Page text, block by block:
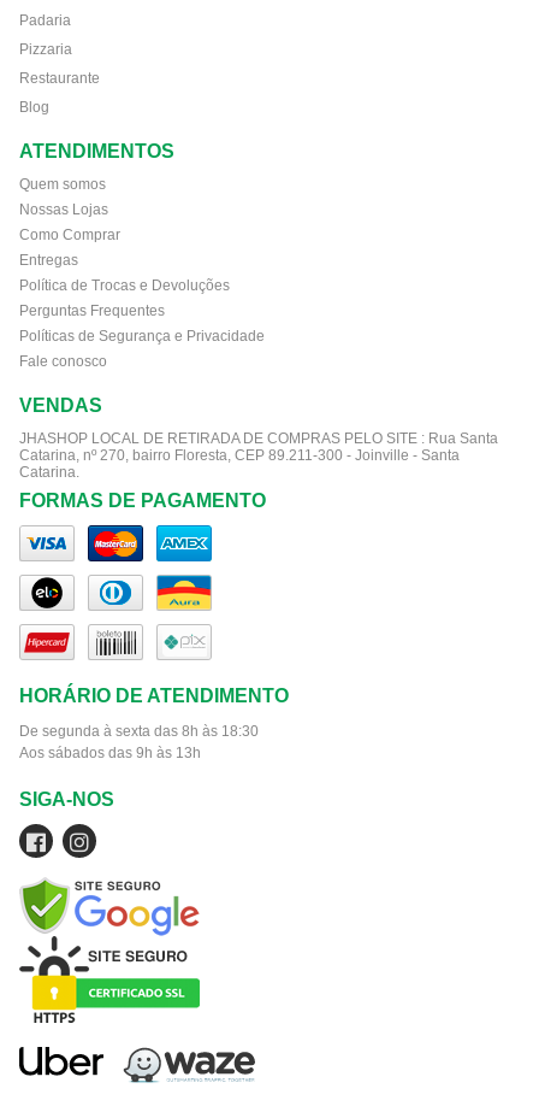
Padaria
Pizzaria
Restaurante
Blog
ATENDIMENTOS
Quem somos
Nossas Lojas
Como Comprar
Entregas
Política de Trocas e Devoluções
Perguntas Frequentes
Políticas de Segurança e Privacidade
Fale conosco
VENDAS
JHASHOP LOCAL DE RETIRADA DE COMPRAS PELO SITE : Rua Santa
Catarina, nº 270, bairro Floresta, CEP 89.211-300 - Joinville - Santa
Catarina.
FORMAS DE PAGAMENTO
HORÁRIO DE ATENDIMENTO
De segunda à sexta das 8h às 18:30
Aos sábados das 9h às 13h
SIGA-NOS